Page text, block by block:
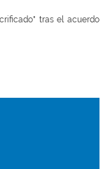
tras el acuerdo